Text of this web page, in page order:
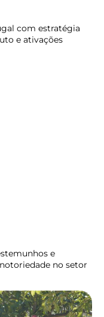
com estratégia
e ativações
e
no setor